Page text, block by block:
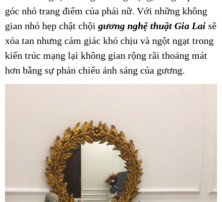
góc nhỏ trang điểm của phái nữ. Với những không
gian nhỏ hẹp chật chội gương nghệ thuật Gia Lai sẽ
xóa tan nhưng cảm giác khó chịu và ngột ngạt trong
kiến trúc mạng lại không gian rộng rãi thoáng mát
hơn bằng sự phản chiếu ánh sáng của gương.